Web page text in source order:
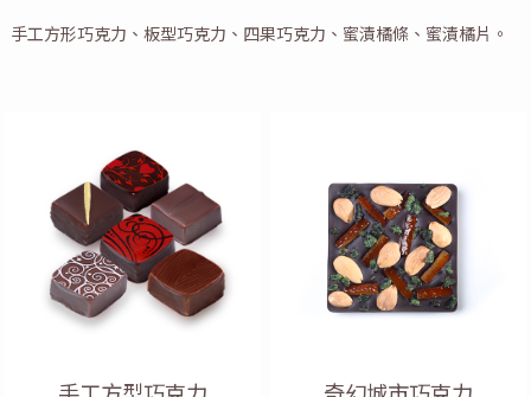
手工方形巧克力、板型巧克力、四果巧克力、蜜漬橘條、蜜漬橘片。